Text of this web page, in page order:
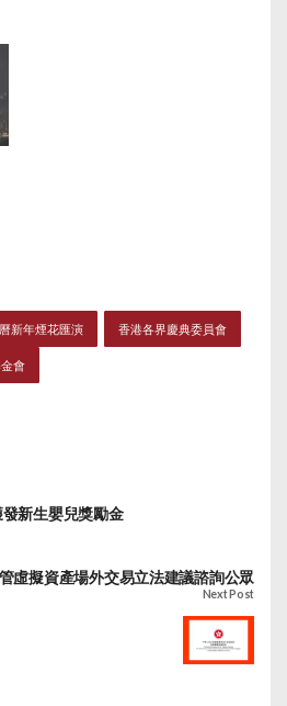
新年煙花匯演 香港各界慶典委員會
會
新生嬰兒獎勵金
虛擬資產場外交易立法建議諮詢公眾
Next Post